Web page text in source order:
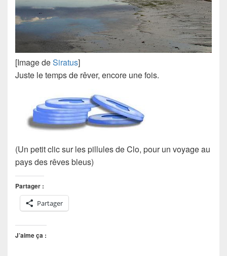
[Image deSiratus]
Juste le temps de rêver, encore une fois.
(Un petit clic sur les pillules de Clo, pour un voyage au
pays des rêves bleus)
Partager :
Partager
J’aime ça :